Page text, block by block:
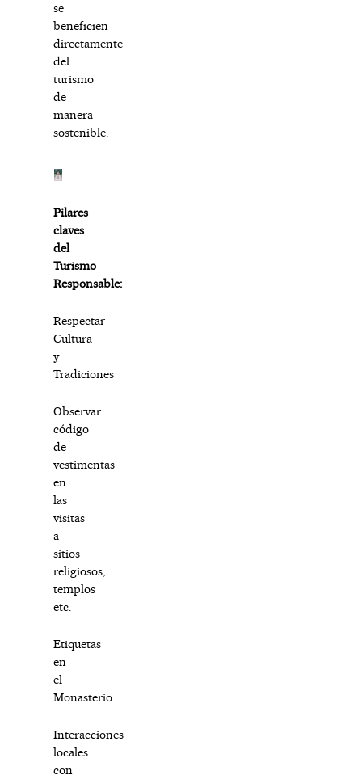
se
beneficien
directamente
del
turismo
de
manera
sostenible.
Pilares
claves
del
Turismo
Responsable:
Respectar
Cultura
y
Tradiciones
Observar
código
de
vestimentas
en
las
visitas
a
sitios
religiosos,
templos
etc.
Etiquetas
en
el
Monasterio
Interacciones
locales
con